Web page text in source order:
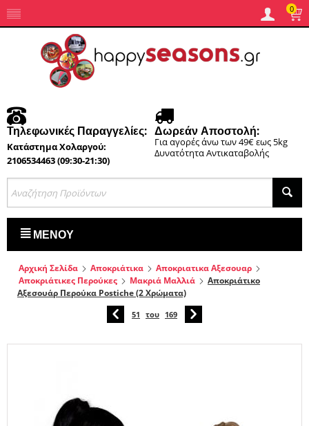
0
Τηλεφωνικές Παραγγελίες:
Κατάστημα Χολαργού:
2106534463 (09:30-21:30)
Δωρεάν Αποστολή:
Για αγορές άνω των 49€ εως 5kg
Δυνατότητα Αντικαταβολής
ΜΕΝΟΎ
Αρχική Σελίδα Αποκριάτικα
Αποκριατικα Αξεσουαρ
Αποκριάτικες Περούκες
Μακριά Μαλλιά
Αποκριάτικο
Αξεσουάρ Περούκα Postiche (2 Χρώματα)
51 του 169